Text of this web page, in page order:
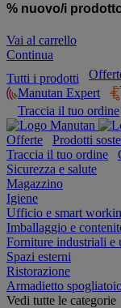
% nuovo/i
Vai al carrello
Continua
Tutti i prodotti
Manutan Expert
Traccia il tuo ordine
Offerte Prodotti
Traccia il tuo ordine
Sicurezza e salute
Magazzino
Igiene
Ufficio e smart
Imballaggio e
Forniture industriali e
Spazi esterni
Ristorazione
Armadietto
Vedi tutte le categorie